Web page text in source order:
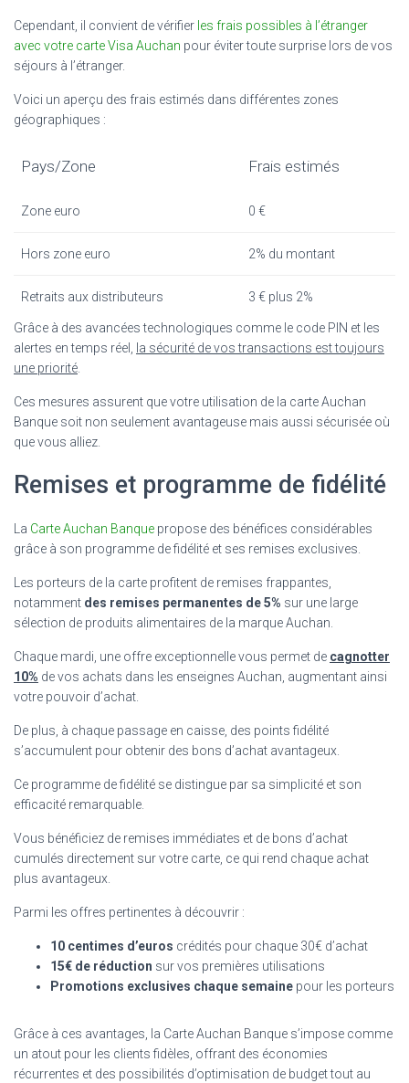
Cependant, il convient de vérifier les frais possibles à l’étranger
avec votre carte Visa Auchan pour éviter toute surprise lors de vos
séjours à l’étranger.
Voici un aperçu des frais estimés dans différentes zones
géographiques :
Pays/Zone Frais estimés
Zone euro 0 €
Hors zone euro 2% du montant
Retraits aux distributeurs 3 € plus 2%
Grâce à des avancées technologiques comme le code PIN et les
alertes en temps réel,
la sécurité de vos transactions est toujours
une priorité
Ces mesures assurent que votre utilisation de la carte Auchan
Banque soit non seulement avantageuse mais aussi sécurisée où
que vous alliez.
Remises et programme de fidélité
La Carte Auchan Banque propose des bénéfices considérables
grâce à son programme de fidélité et ses remises exclusives.
Les porteurs de la carte profitent de remises frappantes,
notamment des remises permanentes de 5% sur une large
sélection de produits alimentaires de la marque Auchan.
Chaque mardi, une offre exceptionnelle vous permet de cagnotter
10% de vos achats dans les enseignes Auchan, augmentant ainsi
votre pouvoir d’achat.
De plus, à chaque passage en caisse, des points fidélité
s’accumulent pour obtenir des bons d’achat avantageux.
Ce programme de fidélité se distingue par sa simplicité et son
efficacité remarquable.
Vous bénéficiez de remises immédiates et de bons d’achat
cumulés directement sur votre carte, ce qui rend chaque achat
plus avantageux.
Parmi les offres pertinentes à découvrir :
10 centimes d’euros crédités pour chaque 30€ d’achat
15€ de réduction sur vos premières utilisations
Promotions exclusives chaque semaine pour les porteurs
Grâce à ces avantages, la Carte Auchan Banque s’impose comme
un atout pour les clients fidèles, offrant des économies
récurrentes et des possibilités d’optimisation de budget tout au